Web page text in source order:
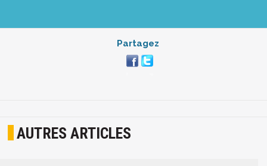
Partagez
AUTRES ARTICLES